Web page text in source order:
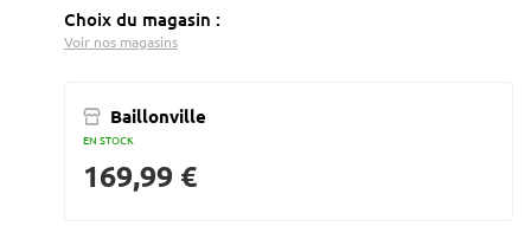
Choix du magasin :
Voir nos magasins
Baillonville
EN STOCK
169,99 €